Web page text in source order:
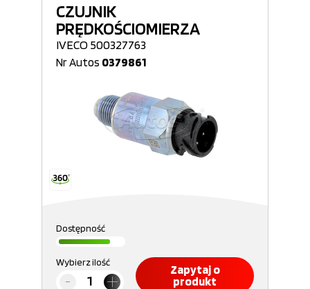
CZUJNIK
PRĘDKOŚCIOMIERZA
IVECO 500327763
Nr Autos 0379861
Dostępność
Wybierz ilość
Zapytaj o
produkt